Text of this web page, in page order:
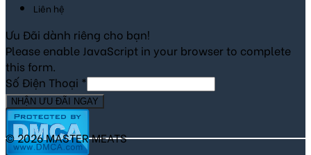
Liên hệ
Ưu Đãi dành riêng cho bạn!
Please enable JavaScript in your browser to complete
this form.
Số Điện Thoại *
NHẬN ƯU ĐÃI NGAY
© 2026 MASTER MEATS